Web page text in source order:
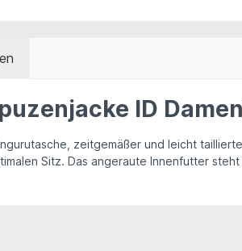
ID
zeitgemäßer und leicht
Sitz. Das angeraute Innenfutter